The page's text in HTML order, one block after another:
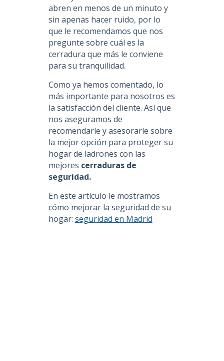
abren en menos de un minuto y
sin apenas hacer ruido, por lo
que le recomendamos que nos
pregunte sobre cuál es la
cerradura que más le conviene
para su tranquilidad.
Como ya hemos comentado, lo
más importante para nosotros es
la satisfacción del cliente. Así que
nos aseguramos de
recomendarle y asesorarle sobre
la mejor opción para proteger su
hogar de ladrones con las
mejores cerraduras de
seguridad.
En este artículo le mostramos
cómo mejorar la seguridad de su
hogar: seguridad en Madrid